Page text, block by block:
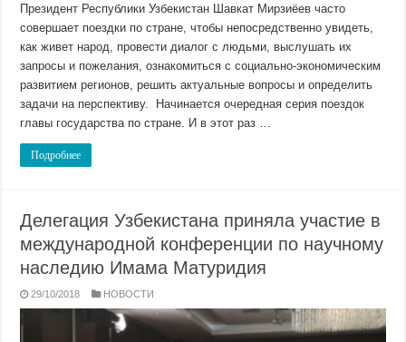
Президент Республики Узбекистан Шавкат Мирзиёев часто
совершает поездки по стране, чтобы непосредственно увидеть,
как живет народ, провести диалог с людьми, выслушать их
запросы и пожелания, ознакомиться с социально-экономическим
развитием регионов, решить актуальные вопросы и определить
задачи на перспективу. Начинается очередная серия поездок
главы государства по стране. И в этот раз …
Подробнее
Делегация Узбекистана приняла участие в
международной конференции по научному
наследию Имама Матуридия
29/10/2018 НОВОСТИ